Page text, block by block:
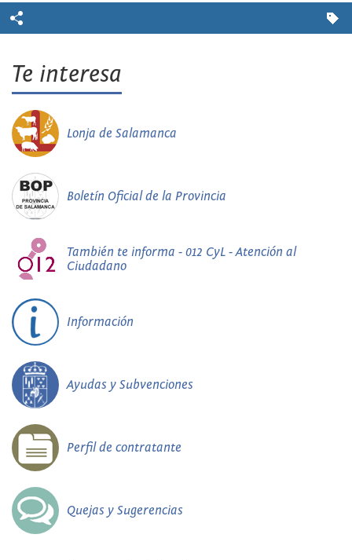
Te interesa
Lonja de Salamanca
Boletín Oficial de la Provincia
También te informa - 012 CyL - Atención al
Ciudadano
Información
Ayudas y Subvenciones
Perfil de contratante
Quejas y Sugerencias